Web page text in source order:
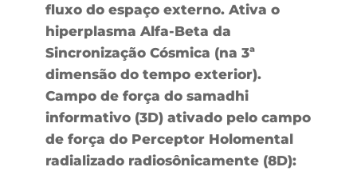
fluxo do espaço externo. Ativa o
hiperplasma Alfa-Beta da
Sincronização Cósmica (na 3ª
dimensão do tempo exterior).
Campo de força do samadhi
informativo (3D) ativado pelo campo
de força do Perceptor Holomental
radializado radiosônicamente (8D):